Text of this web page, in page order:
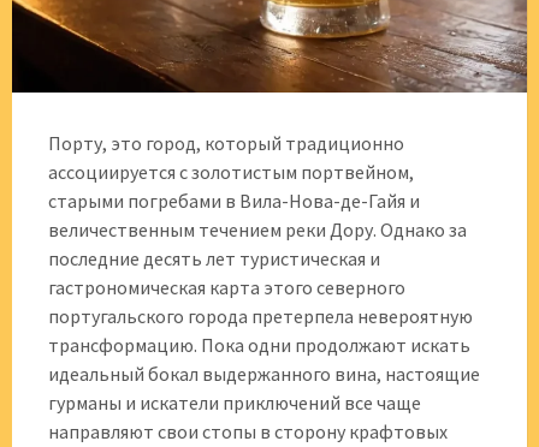
Порту, это город, который традиционно
ассоциируется с золотистым портвейном,
старыми погребами в Вила-Нова-де-Гайя и
величественным течением реки Дору. Однако за
последние десять лет туристическая и
гастрономическая карта этого северного
португальского города претерпела невероятную
трансформацию. Пока одни продолжают искать
идеальный бокал выдержанного вина, настоящие
гурманы и искатели приключений все чаще
направляют свои стопы в сторону крафтовых